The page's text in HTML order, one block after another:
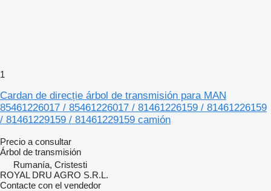
1
Cardan de direcție árbol de transmisión para MAN
85461226017 / 85461226017 / 81461226159 / 81461226159
/ 81461229159 / 81461229159 camión
Precio a consultar
Árbol de transmisión
Rumanía, Cristesti
ROYAL DRU AGRO S.R.L.
Contacte con el vendedor